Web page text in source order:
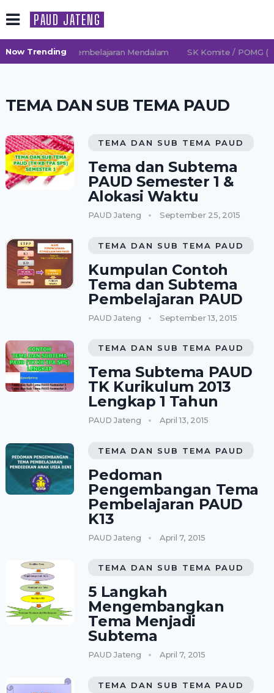
PAUD JATENG
Now Trending
2026/2027 TK Pembelajaran Mendalam SK Komite / POMG
TEMA DAN SUB TEMA PAUD
TEMA DAN SUB TEMA PAUD
Tema dan Subtema
PAUD Semester 1 &
Alokasi Waktu
PAUD Jateng September 25, 2015
TEMA DAN SUB TEMA PAUD
Kumpulan Contoh
Tema dan Subtema
Pembelajaran PAUD
PAUD Jateng September 13, 2015
TEMA DAN SUB TEMA PAUD
Tema Subtema PAUD
TK Kurikulum 2013
Lengkap 1 Tahun
PAUD Jateng April 13, 2015
TEMA DAN SUB TEMA PAUD
Pedoman
Pengembangan Tema
Pembelajaran PAUD
K13
PAUD Jateng April 7, 2015
TEMA DAN SUB TEMA PAUD
5 Langkah
Mengembangkan
Tema Menjadi
Subtema
PAUD Jateng April 7, 2015
TEMA DAN SUB TEMA PAUD